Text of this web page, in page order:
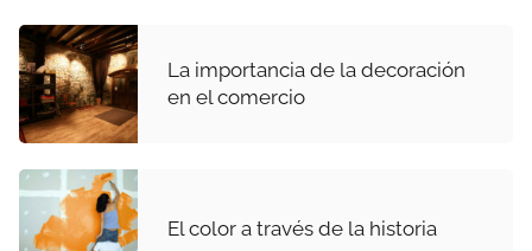
La importancia de la decoración
en el comercio
El color a través de la historia